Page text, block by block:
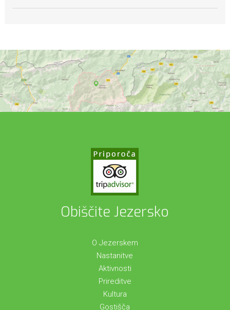
Obiščite Jezersko
O Jezerskem
Nastanitve
Aktivnosti
Prireditve
Kultura
Gostišča